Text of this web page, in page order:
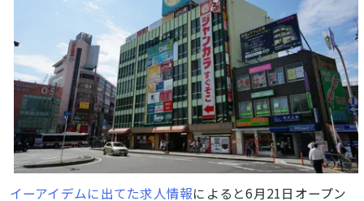
イーアイデムに出てた求人情報によると6月21日オープン